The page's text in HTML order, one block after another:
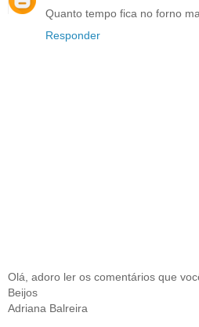
Quanto tempo fica no forno
Responder
Olá, adoro ler os comentários que
Beijos
Adriana Balreira